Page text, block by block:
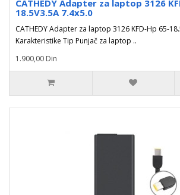
CATHEDY Adapter za laptop 3126
18.5V3.5A 7.4x5.0
CATHEDY Adapter za laptop 3126 KFD-Hp 65-
Karakteristike Tip Punjač za laptop ..
1.900,00 Din